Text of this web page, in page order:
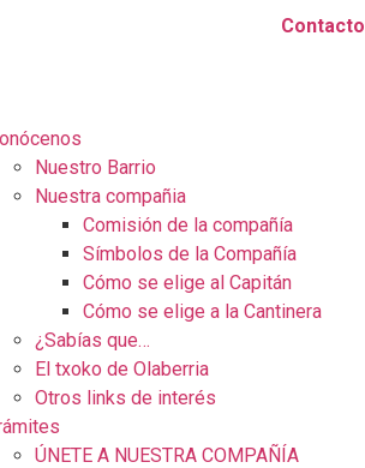
Contacto
Nuestro Barrio
Nuestra compañia
Comisión de la compañía
Símbolos de la Compañía
Cómo se elige al Capitán
Cómo se elige a la Cantinera
¿Sabías que…
El txoko de Olaberria
Otros links de interés
ÚNETE A NUESTRA COMPAÑÍA